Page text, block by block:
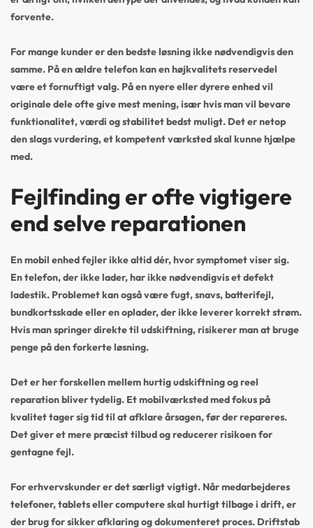
forvente.
For mange kunder er den bedste løsning ikke nødvendigvis den
samme. På en ældre telefon kan en højkvalitets reservedel
være et fornuftigt valg. På en nyere eller dyrere enhed vil
originale dele ofte give mest mening, især hvis man vil bevare
funktionalitet, værdi og stabilitet bedst muligt. Det er netop
den slags vurdering, et kompetent værksted skal kunne hjælpe
med.
Fejlfinding er ofte vigtigere
end selve reparationen
En mobil enhed fejler ikke altid dér, hvor symptomet viser sig.
En telefon, der ikke lader, har ikke nødvendigvis et defekt
ladestik. Problemet kan også være fugt, snavs, batterifejl,
bundkortsskade eller en oplader, der ikke leverer korrekt strøm.
Hvis man springer direkte til udskiftning, risikerer man at bruge
penge på den forkerte løsning.
Det er her forskellen mellem hurtig udskiftning og reel
reparation bliver tydelig. Et mobilværksted med fokus på
kvalitet tager sig tid til at afklare årsagen, før der repareres.
Det giver et mere præcist tilbud og reducerer risikoen for
gentagne fejl.
For erhvervskunder er det særligt vigtigt. Når medarbejderes
telefoner, tablets eller computere skal hurtigt tilbage i drift, er
der brug for sikker afklaring og dokumenteret proces. Driftstab